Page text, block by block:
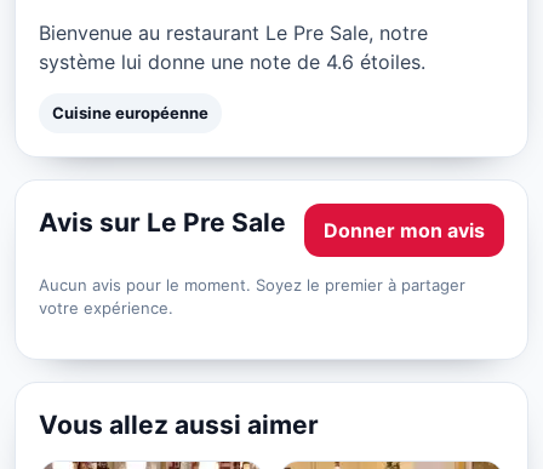
Bienvenue au restaurant Le Pre Sale, notre
système lui donne une note de 4.6 étoiles.
Cuisine européenne
Avis sur Le Pre Sale Donner mon avis
Aucun avis pour le moment. Soyez le premier à partager
votre expérience.
Vous allez aussi aimer